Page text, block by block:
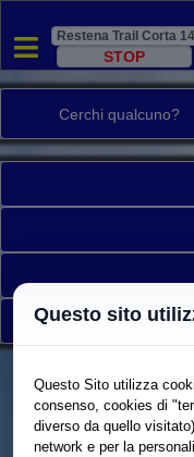
Cerchi qualcuno?
Questo sito
Questo Sito utilizza
consenso, cookies di
diverso da quello
network e per la